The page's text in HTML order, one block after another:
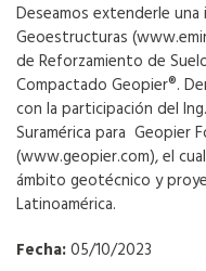
Deseamos extenderle
Geoestructuras
de Reforzamiento de
Compactado Geopier®.
con la participación del
Suramérica para Geopier
(www.geopier.com), el
ámbito geotécnico y
Latinoamérica.
Fecha:05/10/2023